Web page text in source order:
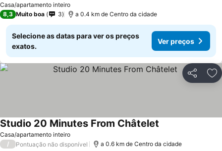
Casa/apartamento inteiro
8,3 Muito boa 3 a 0.4 km de Centro da cidade
Selecione as datas para ver os preços
exatos.
Ver preços
Partilhar
Casa/apartamento inteiro
Studio 20 Minutes From Châtelet
/ Pontuação não disponível a 0.6 km de Centro da cidade